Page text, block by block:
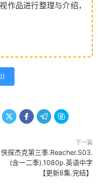
作品进行整理与介绍，
)
   
下一篇
侠探杰克第三季.Reacher.S03.
(含一二季).1080p.英语中字
【更新8集.完结】